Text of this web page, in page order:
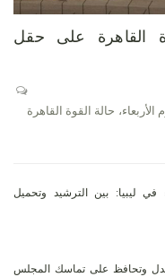
القاهرة على حقل
حالة القوة القاهرة
في ليبيا: بين الترشيد وتحميل
وتحافظ على تماسك المجلس